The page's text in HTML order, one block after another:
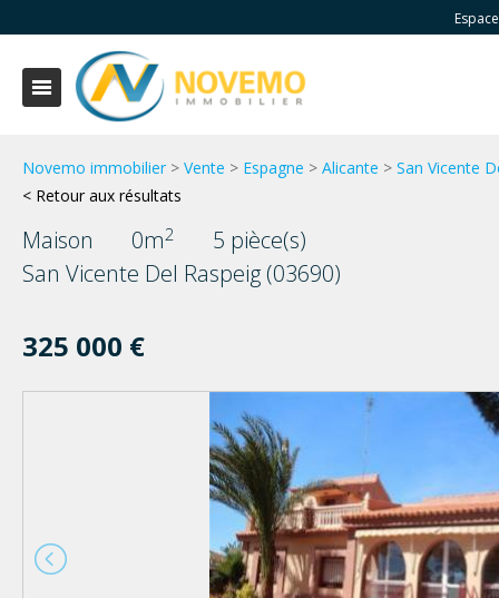
Novemo immobilier > Vente > Espagne > Alicante > San Vicente
< Retour aux résultats
Maison 0m2
5 pièce(s)
San Vicente Del Raspeig (03690)
325 000 €